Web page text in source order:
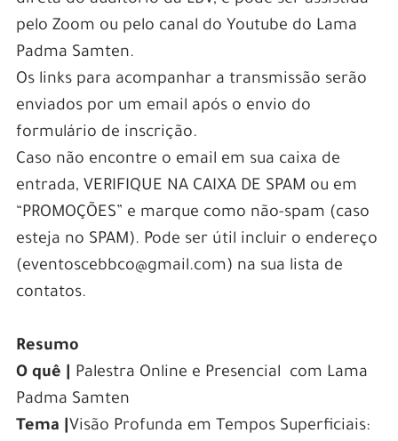
pelo Zoom ou pelo canal do Youtube do Lama
Padma Samten.
Os links para acompanhar a transmissão serão
enviados por um email após o envio do
formulário de inscrição.
Caso não encontre o email em sua caixa de
entrada, VERIFIQUE NA CAIXA DE SPAM ou em
“PROMOÇÕES” e marque como não-spam (caso
esteja no SPAM). Pode ser útil incluir o endereço
(eventoscebbco@gmail.com) na sua lista de
contatos.
Resumo
O quê |
Palestra Online e Presencial com Lama
Padma Samten
Tema | Visão Profunda em Tempos Superficiais: